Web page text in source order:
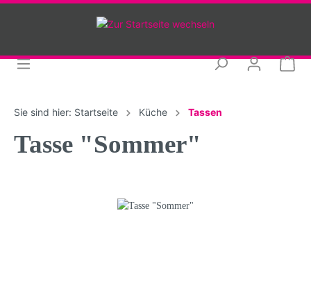
Sie sind hier: Startseite Küche Tassen
Tasse "Sommer"